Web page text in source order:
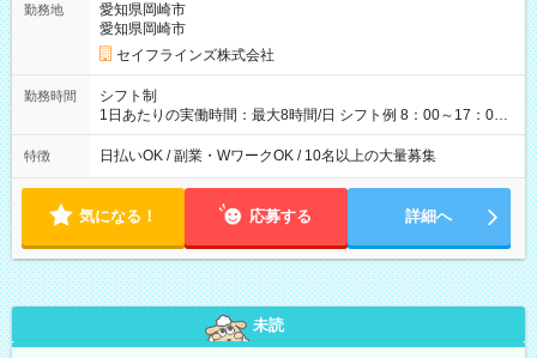
可能です☺ 【試用期間】試用期間あり 試用期間の長さ：3ヶ月
雇用形態、給与は本採用時と同じです。
勤務地
愛知県岡崎市
愛知県岡崎市
セイフラインズ株式会社
勤務時間
シフト制
1日あたりの実働時間：最大8時間/日 シフト例 8：00～17：00
21：00～6：00 ※現場によっては多少時間は前後します ▶残業
ほとんどなし！ ▶時間より早く終わることの方が多いと思いま
も日給は同額支給！ ▶ご希望の方は夜勤（21:00～6:00）のお仕
事も可能。
特徴 日払いOK / 副業・WワークOK / 10名以上の大量募集
気になる！ 応募する 詳細へ
未読